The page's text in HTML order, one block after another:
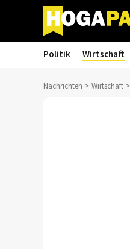
Politik Wirtschaft
Nachrichten Wirtschaft